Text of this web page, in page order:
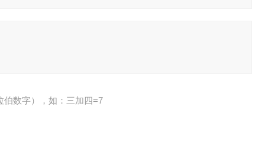
伯数字），如：三加四=7